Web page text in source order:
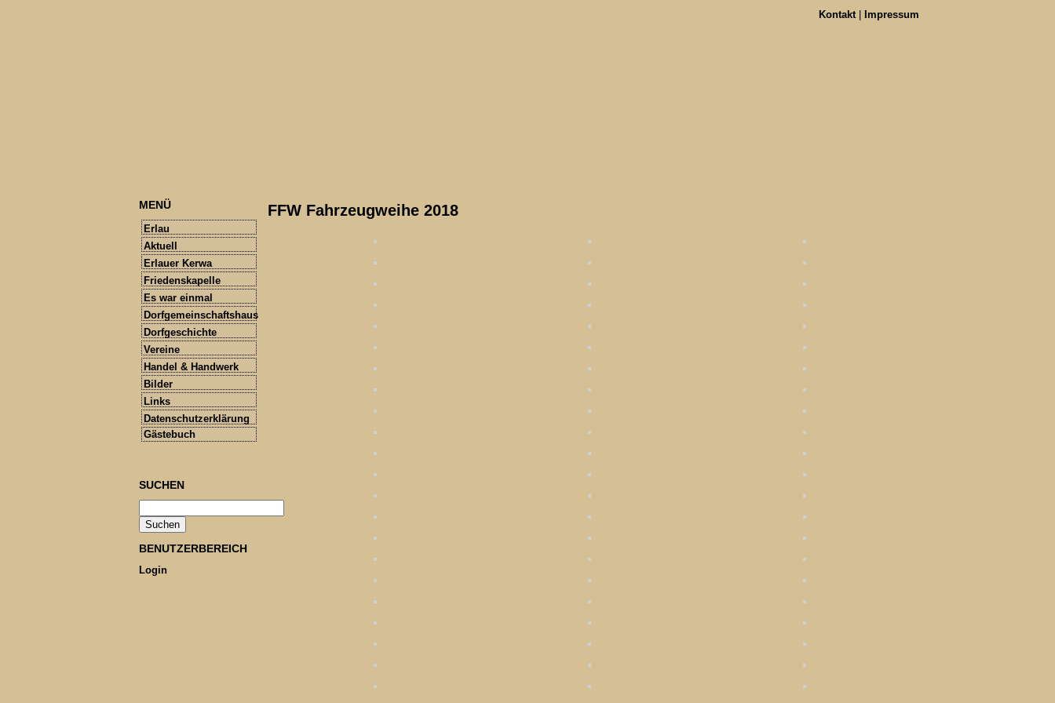
Kontakt| Impressum
FFW Fahrzeugweihe 2018
MENÜ
Erlau
Aktuell
Erlauer Kerwa
Friedenskapelle
Es war einmal
Dorfgemeinschaftshaus
Dorfgeschichte
Vereine
Handel & Handwerk
Bilder
Links
Datenschutzerklärung
Gästebuch
SUCHEN
BENUTZERBEREICH
Login